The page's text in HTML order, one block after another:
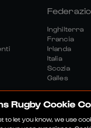
Inghilterra
Francia
Irlanda
Italia
Scozia
Galles
Rugby Cookie
to let you know, we use